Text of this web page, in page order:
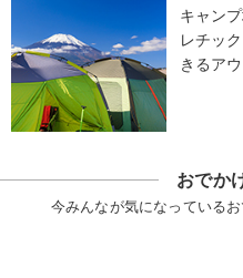
キャン
レチッ
きるア
おでか
今みんなが気になっている